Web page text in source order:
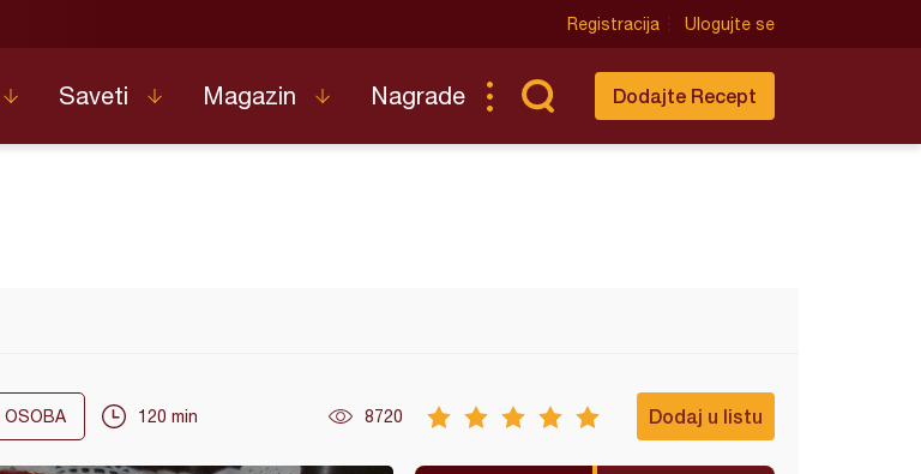
Registracija Ulogujte se
Saveti Magazin Nagrade Dodajte Recept
OSOBA 120 min 8720 Dodaj u listu